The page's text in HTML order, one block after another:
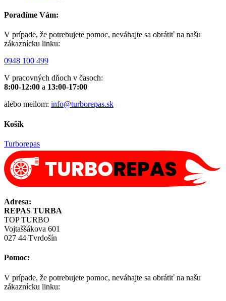
Poradíme Vám:
V prípade, že potrebujete pomoc, neváhajte sa obrátiť na našu
zákaznícku linku:
0948 100 499
V pracovných dňoch v časoch:
8:00-12:00 a 13:00-17:00
alebo meilom: info@turborepas.sk
Košík
Turborepas
Adresa:
REPAS TURBA
TOP TURBO
Vojtaššákova 601
027 44 Tvrdošín
Pomoc:
V prípade, že potrebujete pomoc, neváhajte sa obrátiť na našu
zákaznícku linku: